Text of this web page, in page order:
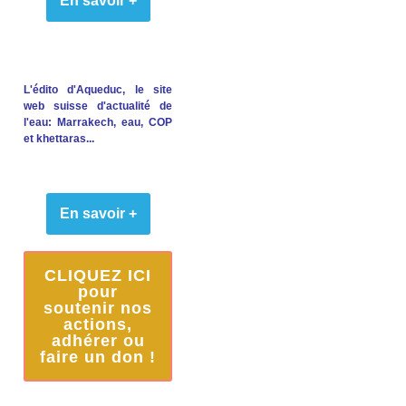
L'édito d'Aqueduc, le site
web suisse d'actualité de
l'eau: Marrakech, eau, COP
et khettaras...
En savoir +
CLIQUEZ ICI
pour
soutenir nos
actions,
adhérer ou
faire un don !